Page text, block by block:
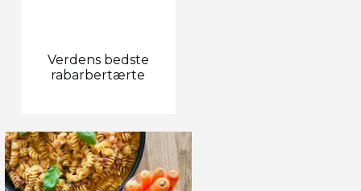
Verdens bedste
rabarbertærte